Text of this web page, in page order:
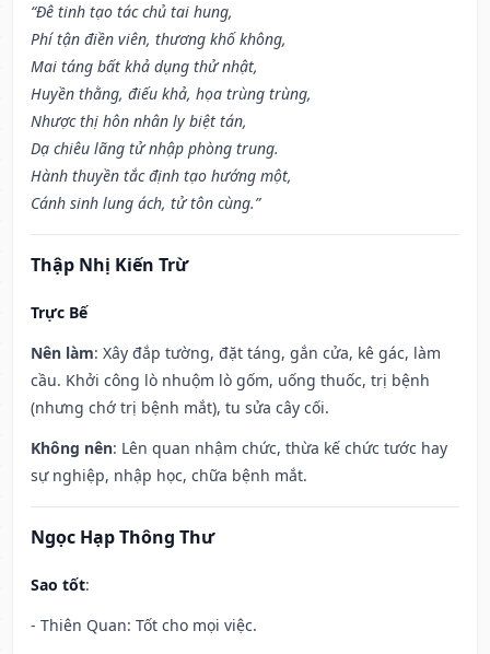
“Đê tinh tạo tác chủ tai hung,
Phí tận điền viên, thương khố không,
Mai táng bất khả dụng thử nhật,
Huyền thằng, điếu khả, họa trùng trùng,
Nhược thị hôn nhân ly biệt tán,
Dạ chiêu lãng tử nhập phòng trung.
Hành thuyền tắc định tạo hướng một,
Cánh sinh lung ách, tử tôn cùng.”
Thập Nhị Kiến Trừ
Trực Bế
Nên làm: Xây đắp tường, đặt táng, gắn cửa, kê gác, làm
cầu. Khởi công lò nhuộm lò gốm, uống thuốc, trị bệnh
(nhưng chớ trị bệnh mắt), tu sửa cây cối.
Không nên: Lên quan nhậm chức, thừa kế chức tước hay
sự nghiệp, nhập học, chữa bệnh mắt.
Ngọc Hạp Thông Thư
Sao tốt:
- Thiên Quan: Tốt cho mọi việc.